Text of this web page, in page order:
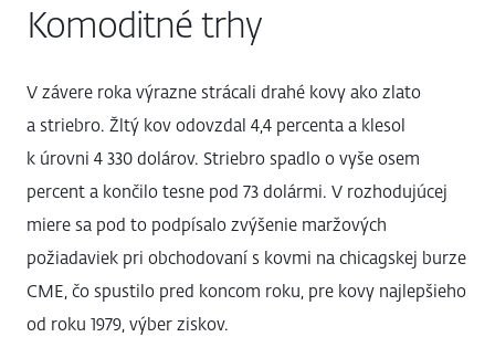
Komoditné trhy
V závere roka výrazne strácali drahé kovy ako zlato
a striebro. Žltý kov odovzdal 4,4 percenta a klesol
k úrovni 4 330 dolárov. Striebro spadlo o vyše osem
percent a končilo tesne pod 73 dolármi. V rozhodujúcej
miere sa pod to podpísalo zvýšenie maržových
požiadaviek pri obchodovaní s kovmi na chicagskej burze
CME, čo spustilo pred koncom roku, pre kovy najlepšieho
od roku 1979, výber ziskov.